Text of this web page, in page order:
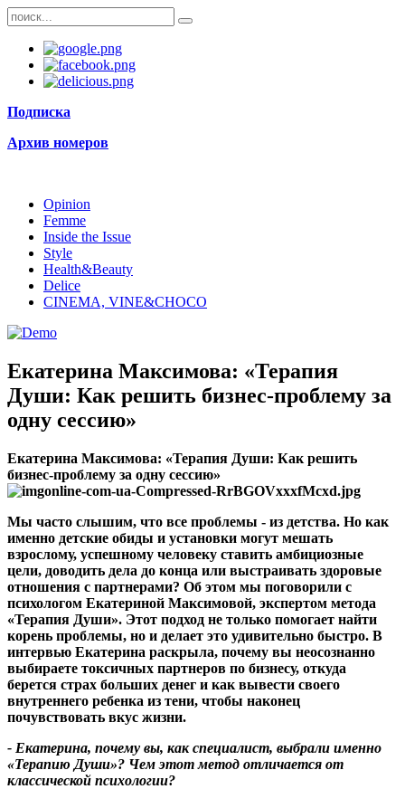
Подписка
Архив номеров
Opinion
Femme
Inside the Issue
Style
Health&Beauty
Delice
CINEMA, VINE&CHOCO
Екатерина Максимова: «Терапия
Души: Как решить бизнес-проблему за
одну сессию»
Екатерина Максимова: «Терапия Души: Как решить
бизнес-проблему за одну сессию»
Мы часто слышим, что все проблемы - из детства. Но как
именно детские обиды и установки могут мешать
взрослому, успешному человеку ставить амбициозные
цели, доводить дела до конца или выстраивать здоровые
отношения с партнерами? Об этом мы поговорили с
психологом Екатериной Максимовой, экспертом метода
«Терапия Души». Этот подход не только помогает найти
корень проблемы, но и делает это удивительно быстро. В
интервью Екатерина раскрыла, почему вы неосознанно
выбираете токсичных партнеров по бизнесу, откуда
берется страх больших денег и как вывести своего
внутреннего ребенка из тени, чтобы наконец
почувствовать вкус жизни.
- Екатерина, почему вы, как специалист, выбрали именно
«Терапию Души»? Чем этот метод отличается от
классической психологии?